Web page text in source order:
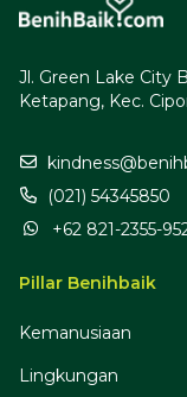
Jl. Green Lake City
Ketapang, Kec.
(021) 54345850
+62 821-2355-
Pillar Benihbaik
Kemanusiaan
Lingkungan